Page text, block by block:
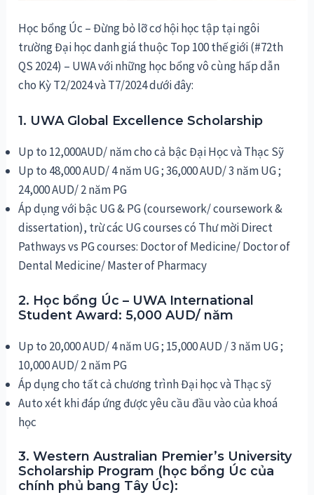
Học bổng Úc – Đừng bỏ lỡ cơ hội học tập tại ngôi
trường Đại học danh giá thuộc Top 100 thế giới (#72th
QS 2024) – UWA với những học bổng vô cùng hấp dẫn
cho Kỳ T2/2024 và T7/2024 dưới đây:
1. UWA Global Excellence Scholarship
Up to 12,000AUD/ năm cho cả bậc Đại Học và Thạc Sỹ
Up to 48,000 AUD/ 4 năm UG ; 36,000 AUD/ 3 năm UG ;
24,000 AUD/ 2 năm PG
Áp dụng với bậc UG & PG (coursework/ coursework &
dissertation), trừ các UG courses có Thư mời Direct
Pathways vs PG courses: Doctor of Medicine/ Doctor of
Dental Medicine/ Master of Pharmacy
2. Học bổng Úc – UWA International
Student Award: 5,000 AUD/ năm
Up to 20,000 AUD/ 4 năm UG ; 15,000 AUD / 3 năm UG ;
10,000 AUD/ 2 năm PG
Áp dụng cho tất cả chương trình Đại học và Thạc sỹ
Auto xét khi đáp ứng được yêu cầu đầu vào của khoá
học
3. Western Australian Premier’s University
Scholarship Program (học bổng Úc của
chính phủ bang Tây Úc):